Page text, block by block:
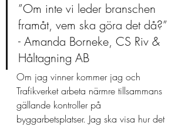
”Om inte vi leder branschen
framåt, vem ska göra det då?”
- Amanda Borneke, CS Riv &
Håltagning AB
Om jag vinner kommer jag och
Trafikverket arbeta närmre tillsammans
gällande kontroller på
byggarbetsplatser. Jag ska visa hur det